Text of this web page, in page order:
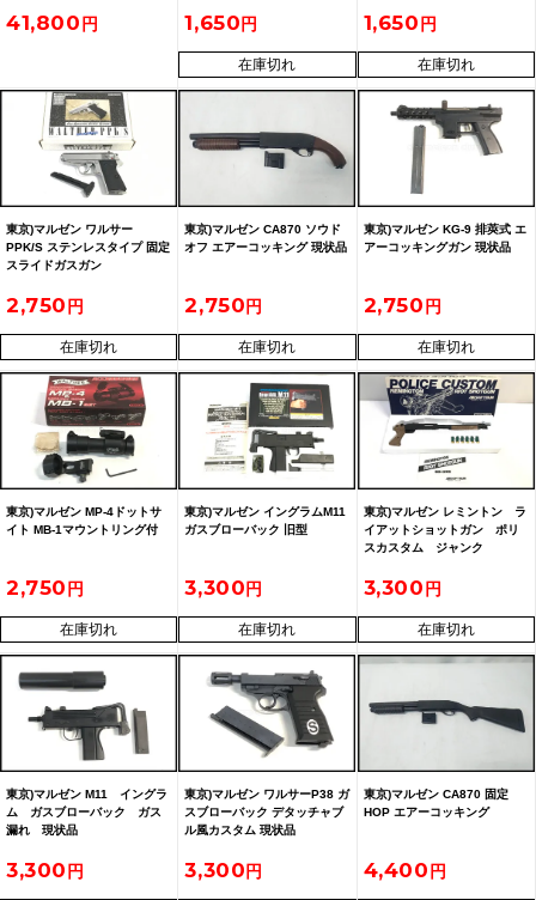
41,800 1,650
在庫切れ
1,650
在庫切れ
東京)マルゼン ワルサー
PPK/S ステンレスタイプ 固定
スライドガスガン
2,750
在庫切れ
東京)マルゼン CA870 ソウド
オフ エアーコッキング 現状品
2,750
在庫切れ
東京)マルゼン KG-9 排莢式 エ
アーコッキングガン 現状品
2,750
在庫切れ
東京)マルゼン MP-4ドットサ
イト MB-1マウントリング付
2,750
在庫切れ
東京)マルゼン イングラムM11
ガスブローバック 旧型
3,300
在庫切れ
東京)マルゼン レミントン ラ
イアットショットガン ポリ
スカスタム ジャンク
3,300
在庫切れ
東京)マルゼン M11 イングラ
ム ガスブローバック ガス
漏れ 現状品
3,300
東京)マルゼン ワルサーP38 ガ
スブローバック デタッチャブ
ル風カスタム 現状品
3,300
東京)マルゼン CA870 固定
HOP エアーコッキング
4,400